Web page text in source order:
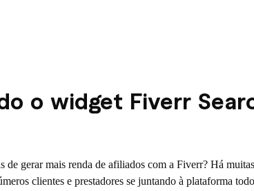
o widget Fiverr
de gerar mais renda de afiliados com a Fiverr? Há muitas
clientes e prestadores se juntando à plataforma